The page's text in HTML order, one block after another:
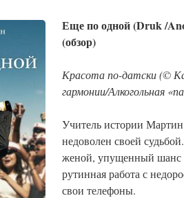
Еще по одной (Druk /
(обзор)
Красота по-датски (©
гармонии/Алкогольная
Учитель истории
недоволен своей
женой, упущенный шанс
рутинная работа с
свои телефоны.